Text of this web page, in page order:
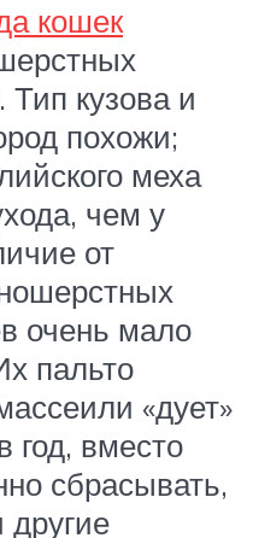
кошек
Тип кузова и
похожи;
меха
чем у
от
очень мало
пальто
«дует»
год, вместо
сбрасывать,
другие